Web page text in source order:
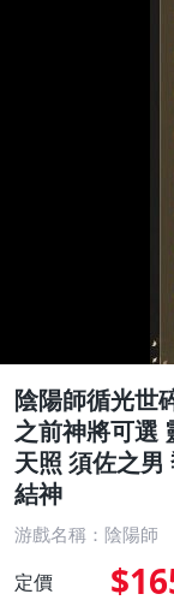
陰陽師循光世
之前神將可選
天照 須佐之男
結神
游戲名稱：陰陽師
定價